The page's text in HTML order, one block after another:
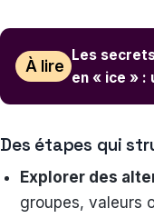
À lire
Les
en « ice »
Des étapes qui
Explorer des
groupes, valeurs